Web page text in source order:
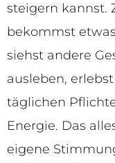
steigern kannst.
bekommst
siehst andere
ausleben,
täglichen
Energie. Das
eigene